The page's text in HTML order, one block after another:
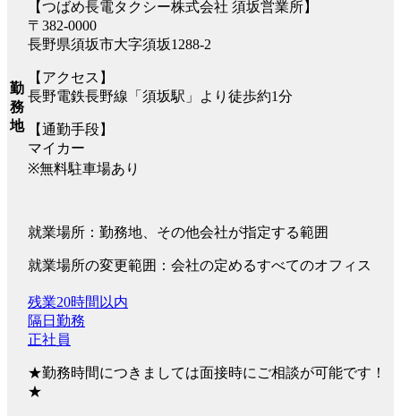
勤
務
地
【つばめ長電タクシー株式会社 須坂営業所】
〒382-0000
長野県須坂市大字須坂1288-2
【アクセス】
長野電鉄長野線「須坂駅」より徒歩約1分
【通勤手段】
マイカー
※無料駐車場あり
就業場所：勤務地、その他会社が指定する範囲
就業場所の変更範囲：会社の定めるすべてのオフィス
残業20時間以内
隔日勤務
正社員
★勤務時間につきましては面接時にご相談が可能です！
★